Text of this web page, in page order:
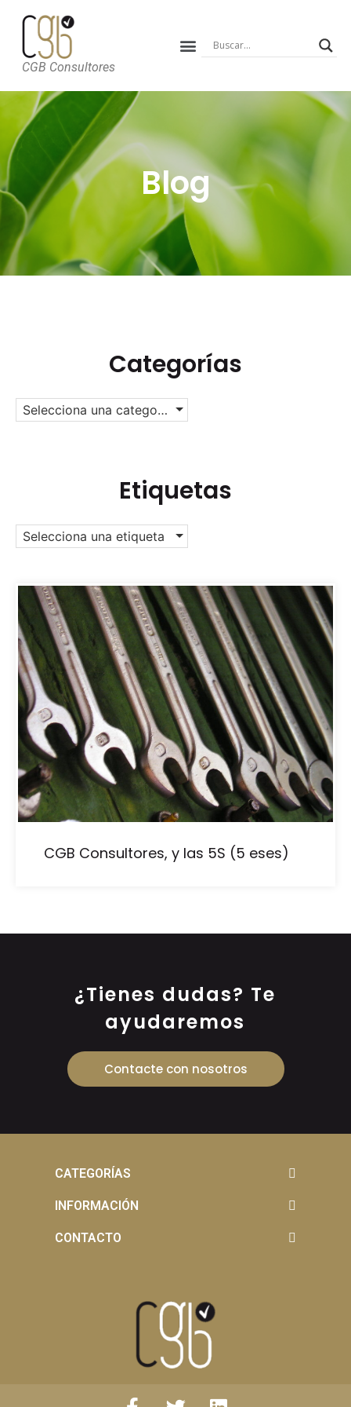
CGB Consultores
Blog
Categorías
Selecciona una categoría
Etiquetas
Selecciona una etiqueta
CGB Consultores, y las 5S (5 eses)
¿Tienes dudas? Te
ayudaremos
Contacte con nosotros
CATEGORÍAS
INFORMACIÓN
CONTACTO